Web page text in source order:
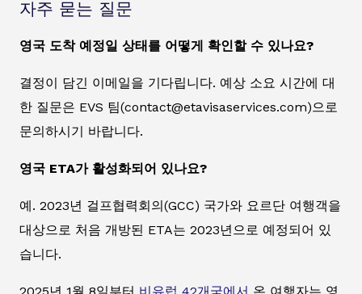
자주 묻는 질문
영국 도착 예정일 상태를 어떻게 확인할 수 있나요?
결정이 담긴 이메일을 기다립니다. 예상 소요 시간에 대
한 질문은 EVS 팀(contact@etavisaservices.com)으로
문의하시기 바랍니다.
영국 ETA가 활성화되어 있나요?
예. 2023년 걸프협력회의(GCC) 국가와 요르단 여행객을
대상으로 처음 개방된 ETA는 2023년으로 예정되어 있
습니다.